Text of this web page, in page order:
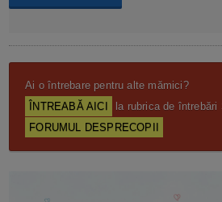
Ai o întrebare pentru alte mămici?
ÎNTREABĂ AICI
la rubrica de întrebări
FORUMUL DESPRECOPII